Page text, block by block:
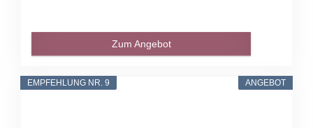
Zum Angebot
ANGEBOT
EMPFEHLUNG NR. 9